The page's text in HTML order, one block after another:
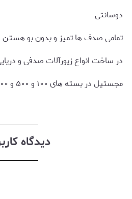
دوسانتی
تمامی صدف ها تمیز و بدون بو هستن
در ساخت انواع زیورآلات صدفی و
مجستیل در بسته های ۱۰۰ و ۵۰۰ و ۱۰۰۰ گرمی موجود کرده است
دیدگاه